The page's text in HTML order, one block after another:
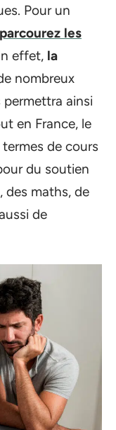
Pour un
parcourez les
effet, la
nombreux
ainsi
en France, le
de cours
du soutien
des maths, de
de